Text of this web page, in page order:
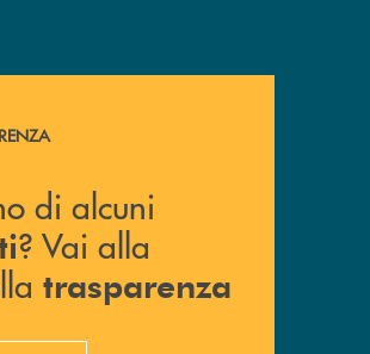
documenti ? Vai alla pagina della
di alcuni
? Vai alla
trasparenza